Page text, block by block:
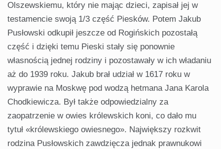
Olszewskiemu, który nie mając dzieci, zapisał jej w
testamencie swoją 1/3 część Piesków. Potem Jakub
Pusłowski odkupił jeszcze od Rogińskich pozostałą
część i dzięki temu Pieski stały się ponownie
własnością jednej rodziny i pozostawały w ich władaniu
aż do 1939 roku. Jakub brał udział w 1617 roku w
wyprawie na Moskwę pod wodzą hetmana Jana Karola
Chodkiewicza. Był także odpowiedzialny za
zaopatrzenie w owies królewskich koni, co dało mu
tytuł «królewskiego owiesnego». Największy rozkwit
rodzina Pusłowskich zawdzięcza jednak prawnukowi